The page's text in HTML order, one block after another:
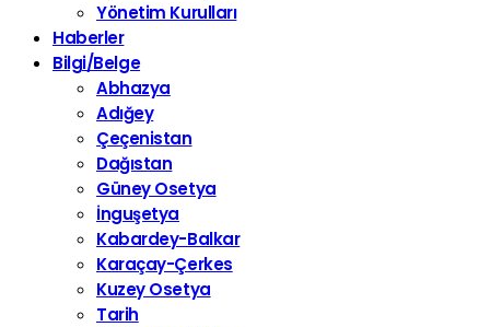
Yönetim Kurulları
Haberler
Bilgi/Belge
Abhazya
Adığey
Çeçenistan
Dağıstan
Güney Osetya
İnguşetya
Kabardey-Balkar
Karaçay-Çerkes
Kuzey Osetya
Tarih